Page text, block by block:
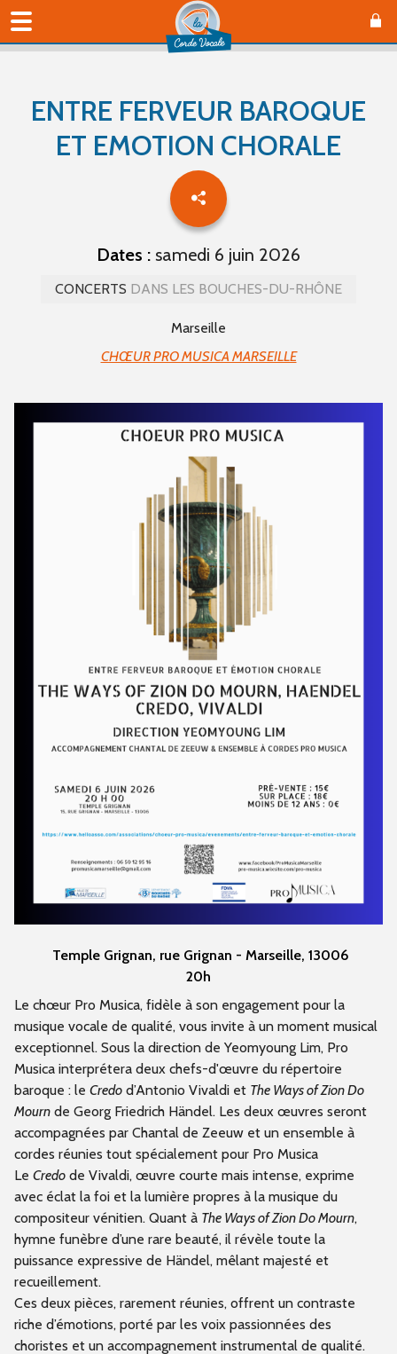
ENTRE FERVEUR BAROQUE
ET EMOTION CHORALE
Dates : samedi 6 juin 2026
CONCERTS DANS LES BOUCHES-DU-RHÔNE
Marseille
CHŒUR PRO MUSICA MARSEILLE
Temple Grignan, rue Grignan - Marseille, 13006
20h
Le chœur Pro Musica, fidèle à son engagement pour la
musique vocale de qualité, vous invite à un moment musical
exceptionnel. Sous la direction de Yeomyoung Lim, Pro
Musica interprétera deux chefs-d'œuvre du répertoire
baroque : le Credo d’Antonio Vivaldi et The Ways of Zion Do
Mourn de Georg Friedrich Händel. Les deux œuvres seront
accompagnées par Chantal de Zeeuw et un ensemble à
cordes réunies tout spécialement pour Pro Musica
Le Credo de Vivaldi, œuvre courte mais intense, exprime
avec éclat la foi et la lumière propres à la musique du
compositeur vénitien. Quant à The Ways of Zion Do Mourn,
hymne funèbre d’une rare beauté, il révèle toute la
puissance expressive de Händel, mêlant majesté et
recueillement.
Ces deux pièces, rarement réunies, offrent un contraste
riche d’émotions, porté par les voix passionnées des
choristes et un accompagnement instrumental de qualité.